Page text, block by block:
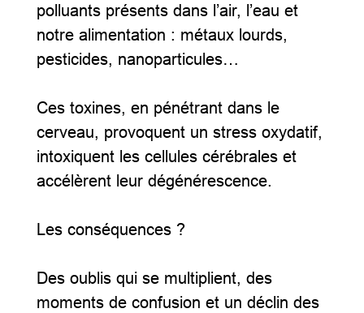
polluants présents dans l’air, l’eau et
notre alimentation : métaux lourds,
pesticides, nanoparticules…
Ces toxines, en pénétrant dans le
cerveau, provoquent un stress oxydatif,
intoxiquent les cellules cérébrales et
accélèrent leur dégénérescence.
Les conséquences ?
Des oublis qui se multiplient, des
moments de confusion et un déclin des